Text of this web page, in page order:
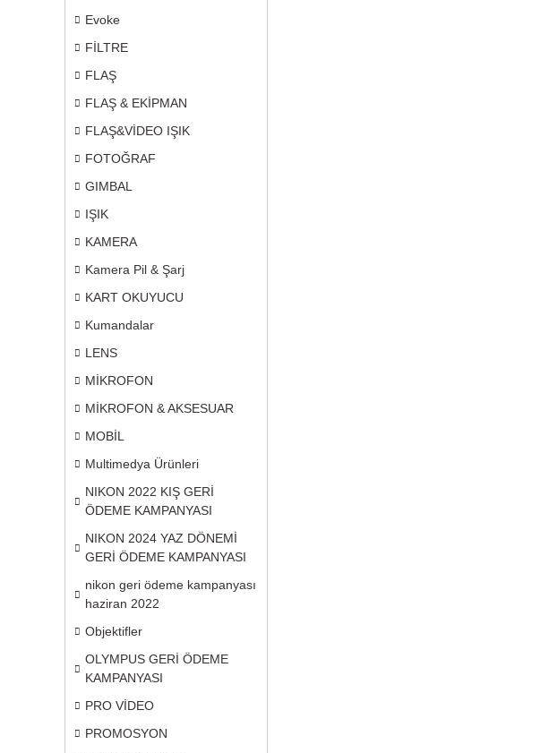
Evoke
FİLTRE
FLAŞ
FLAŞ & EKİPMAN
FLAŞ&VİDEO IŞIK
FOTOĞRAF
GIMBAL
IŞIK
KAMERA
Kamera Pil & Şarj
KART OKUYUCU
Kumandalar
LENS
MİKROFON
MİKROFON & AKSESUAR
MOBİL
Multimedya Ürünleri
NIKON 2022 KIŞ GERİ
ÖDEME KAMPANYASI
NIKON 2024 YAZ DÖNEMİ
GERİ ÖDEME KAMPANYASI
nikon geri ödeme kampanyası
haziran 2022
Objektifler
OLYMPUS GERİ ÖDEME
KAMPANYASI
PRO VİDEO
PROMOSYON